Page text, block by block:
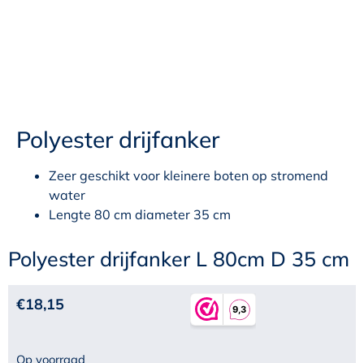
Polyester drijfanker
Zeer geschikt voor kleinere boten op stromend
water
Lengte 80 cm diameter 35 cm
Polyester drijfanker L 80cm D 35 cm
€18,15
Op voorraad